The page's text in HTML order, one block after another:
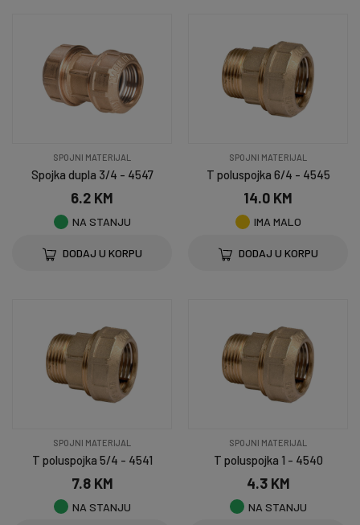
SPOJNI MATERIJAL
Spojka dupla 3/4 - 4547
6.2 KM
NA STANJU
DODAJ U KORPU
SPOJNI MATERIJAL
T poluspojka 6/4 - 4545
14.0 KM
IMA MALO
DODAJ U KORPU
SPOJNI MATERIJAL
T poluspojka 5/4 - 4541
7.8 KM
NA STANJU
SPOJNI MATERIJAL
T poluspojka 1 - 4540
4.3 KM
NA STANJU